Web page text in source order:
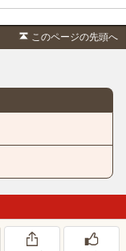
このページの先頭へ